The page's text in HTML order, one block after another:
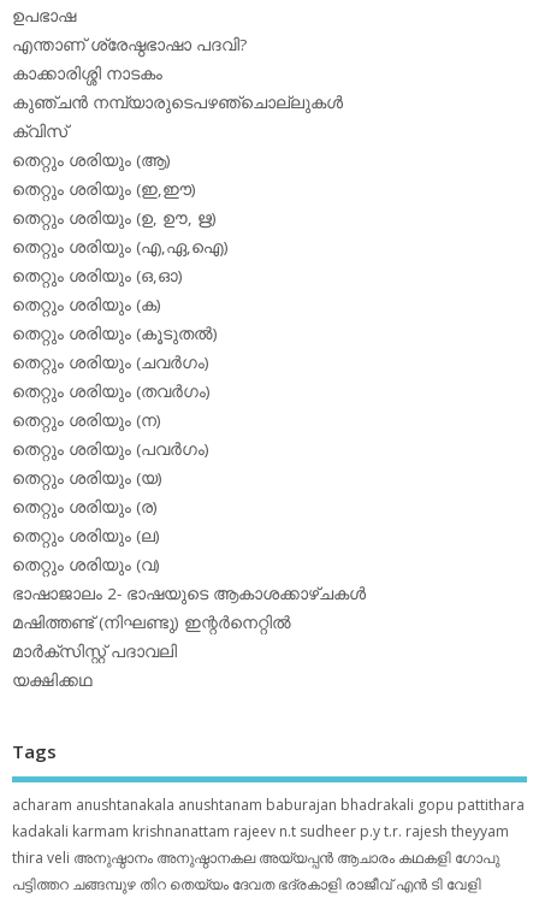
ഉപഭാഷ
എന്താണ് ശ്രേഷ്ഠഭാഷാ പദവി?
കാക്കാരിശ്ശി നാടകം
കുഞ്ചന്‍ നമ്പ്യാരുടെപഴഞ്ചൊല്ലുകള്‍
ക്വിസ്
തെറ്റും ശരിയും (ആ)
തെറ്റും ശരിയും (ഇ,ഈ)
തെറ്റും ശരിയും (ഉ, ഊ, ഋ)
തെറ്റും ശരിയും (എ,ഏ,ഐ)
തെറ്റും ശരിയും (ഒ,ഓ)
തെറ്റും ശരിയും (ക)
തെറ്റും ശരിയും (കൂടുതല്‍)
തെറ്റും ശരിയും (ചവര്‍ഗം)
തെറ്റും ശരിയും (തവര്‍ഗം)
തെറ്റും ശരിയും (ന)
തെറ്റും ശരിയും (പവര്‍ഗം)
തെറ്റും ശരിയും (യ)
തെറ്റും ശരിയും (ര)
തെറ്റും ശരിയും (ല)
തെറ്റും ശരിയും (വ)
ഭാഷാജാലം 2- ഭാഷയുടെ ആകാശക്കാഴ്ചകള്‍
മഷിത്തണ്ട് (നിഘണ്ടു) ഇന്റര്‍നെറ്റില്‍
മാര്‍ക്‌സിസ്റ്റ് പദാവലി
യക്ഷിക്കഥ
Tags
acharam anushtanakala anushtanam baburajan bhadrakali gopu pattithara
kadakali karmam krishnanattam rajeev n.t sudheer p.yt.r. rajesh theyyam
thira veli അനുഷ്ഠാനം അനുഷ്ഠാനകല അയ്യപ്പന്‍ ആചാരം കഥകളി ഗോപു
പട്ടിത്തറ ചങ്ങമ്പുഴ തിറ തെയ്യം ദേവത ഭദ്രകാളി രാജീവ് എൻ ടി വേളി